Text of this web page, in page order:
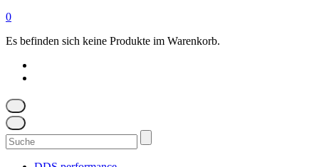
0
Es befinden sich keine Produkte im Warenkorb.
Suchen
nach: